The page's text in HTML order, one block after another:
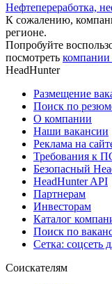
Нефтепереработка,
К сожалению,
регионе.
Попробуйте
посмотреть компании
HeadHunter
Размещение
Поиск по
О компании
Наши вакансии
Реклама на
Требования к
Безопасный
HeadHunter API
Партнерам
Инвесторам
Каталог
Поиск по
Сетка: соцсеть
Соискателям